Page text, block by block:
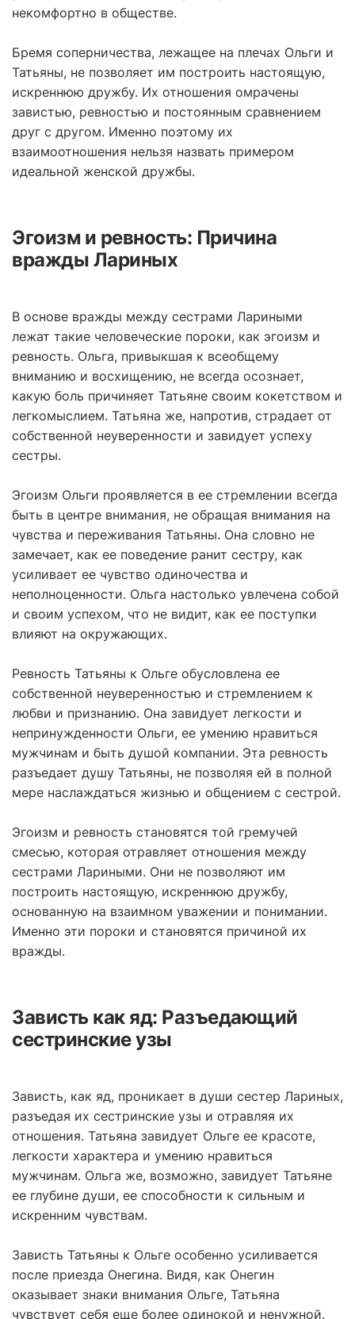
некомфортно в обществе.
Бремя соперничества, лежащее на плечах Ольги и
Татьяны, не позволяет им построить настоящую,
искреннюю дружбу. Их отношения омрачены
завистью, ревностью и постоянным сравнением
друг с другом. Именно поэтому их
взаимоотношения нельзя назвать примером
идеальной женской дружбы.
Эгоизм и ревность: Причина
вражды Лариных
В основе вражды между сестрами Лариными
лежат такие человеческие пороки, как эгоизм и
ревность. Ольга, привыкшая к всеобщему
вниманию и восхищению, не всегда осознает,
какую боль причиняет Татьяне своим кокетством и
легкомыслием. Татьяна же, напротив, страдает от
собственной неуверенности и завидует успеху
сестры.
Эгоизм Ольги проявляется в ее стремлении всегда
быть в центре внимания, не обращая внимания на
чувства и переживания Татьяны. Она словно не
замечает, как ее поведение ранит сестру, как
усиливает ее чувство одиночества и
неполноценности. Ольга настолько увлечена собой
и своим успехом, что не видит, как ее поступки
влияют на окружающих.
Ревность Татьяны к Ольге обусловлена ее
собственной неуверенностью и стремлением к
любви и признанию. Она завидует легкости и
непринужденности Ольги, ее умению нравиться
мужчинам и быть душой компании. Эта ревность
разъедает душу Татьяны, не позволяя ей в полной
мере наслаждаться жизнью и общением с сестрой.
Эгоизм и ревность становятся той гремучей
смесью, которая отравляет отношения между
сестрами Лариными. Они не позволяют им
построить настоящую, искреннюю дружбу,
основанную на взаимном уважении и понимании.
Именно эти пороки и становятся причиной их
вражды.
Зависть как яд: Разъедающий
сестринские узы
Зависть, как яд, проникает в души сестер Лариных,
разъедая их сестринские узы и отравляя их
отношения. Татьяна завидует Ольге ее красоте,
легкости характера и умению нравиться
мужчинам. Ольга же, возможно, завидует Татьяне
ее глубине души, ее способности к сильным и
искренним чувствам.
Зависть Татьяны к Ольге особенно усиливается
после приезда Онегина. Видя, как Онегин
оказывает знаки внимания Ольге, Татьяна
чувствует себя еще более одинокой и ненужной.